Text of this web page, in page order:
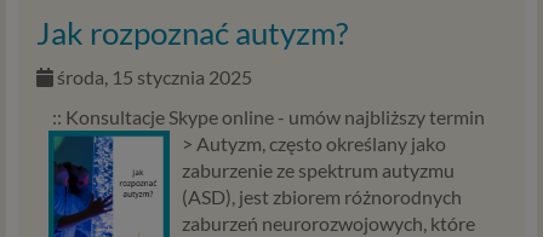
Jak rozpoznać autyzm?
środa, 15 stycznia 2025
:: Konsultacje Skype online - umów najbliższy termin
> Autyzm, często określany jako
zaburzenie ze spektrum autyzmu
(ASD), jest zbiorem różnorodnych
zaburzeń neurorozwojowych, które
Jeśli chcesz zgodzić się na przetwarzanie przez podmioty z
Psychology Consulting Aneta Styńska (serwis
osobowych zebranych w związku z korzystaniem przez
Ciebie ze stron i aplikacji internetowych dostarczanych
przez Psychorada.pl w celach marketingowych
(obejmujących niezbędne działania analityczne i
zestawianie w profile marketingowe na podstawie Twojej